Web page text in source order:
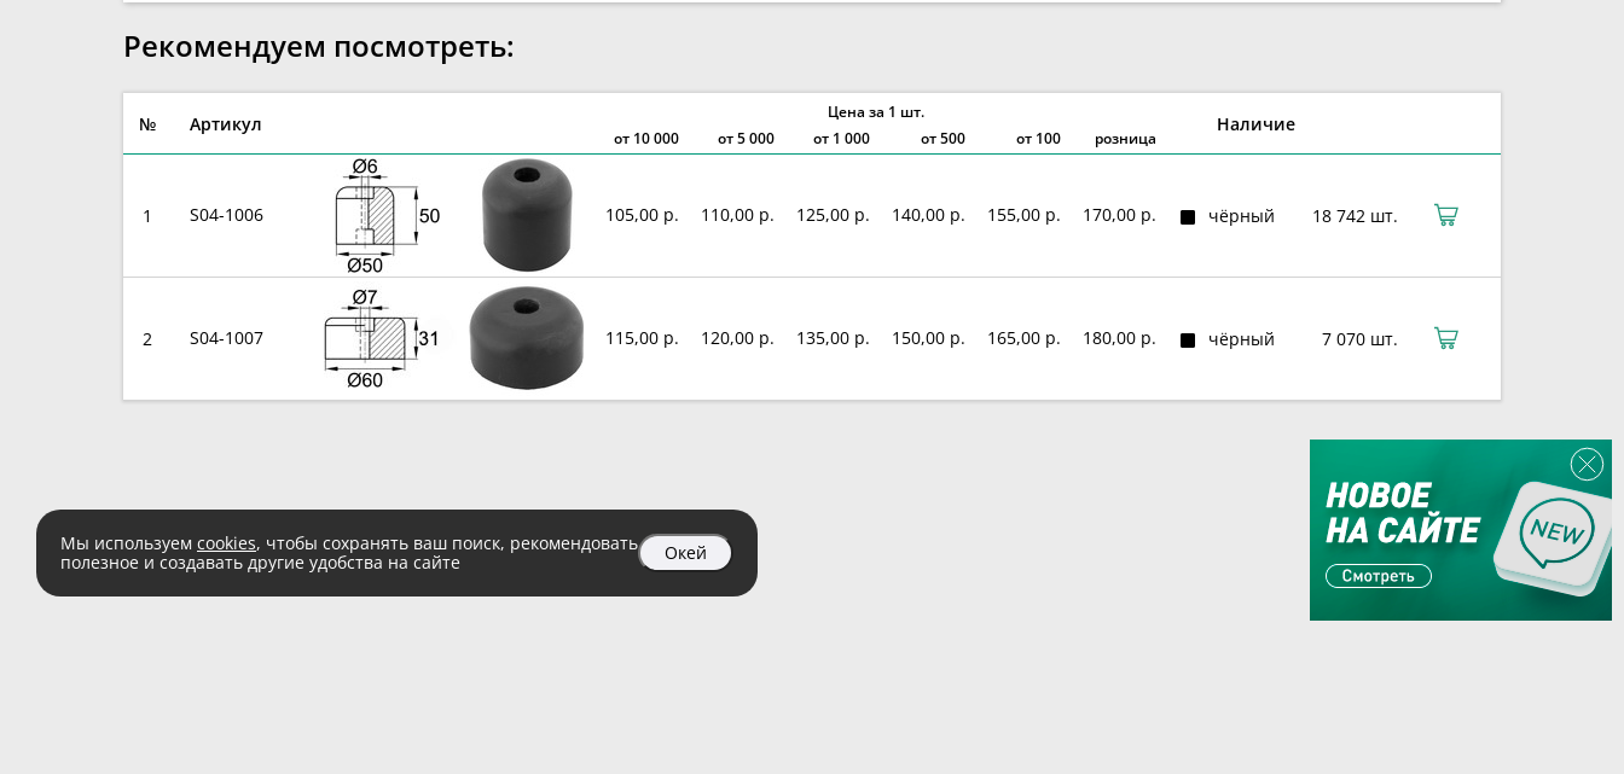
Рекомендуем посмотреть:
№ Артикул
Цена за 1 шт.
Наличие
от 10 000 от5 000 от 1 000 от 500 от 100 розница
1 S04-1006 105,00 р. 110,00 р. 125,00 р. 140,00 р. 155,00 р. 170,00 р. чёрный 18 742 шт.
2 S04-1007 115,00 р. 120,00 р. 135,00 р. 150,00 р. 165,00 р. 180,00 р. чёрный 7 070 шт.
Мы используем cookies, чтобы сохранять ваш поиск, рекомендовать
полезное и создавать другие удобства на сайте
Окей